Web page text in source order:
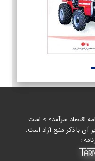
اقتصاد سرآمد> > است.
آن با ذکر منبع آزاد است.
: